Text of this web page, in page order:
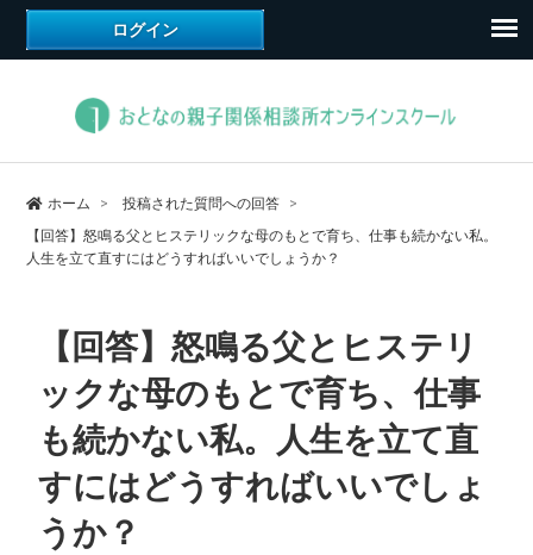
ホーム
投稿された質問への回答
【回答】怒鳴る父とヒステリックな母のもとで育ち、仕事も続かない私。
人生を立て直すにはどうすればいいでしょうか？
【回答】怒鳴る父とヒステリ
ックな母のもとで育ち、仕事
も続かない私。人生を立て直
すにはどうすればいいでしょ
うか？